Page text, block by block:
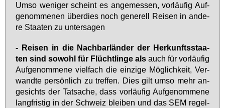
Um­so we­ni­ger scheint es an­ge­mes­sen, vor­läu­fig Auf­
ge­nom­me­nen über­dies noch ge­ne­rell Rei­sen in an­de­
re Staa­ten zu un­ter­sa­gen
- Rei­sen in die Nach­bar­län­der der Her­kunfts­staa­
ten sind so­wohl für Flücht­lin­ge alsauch für vor­läu­fig
Auf­ge­nom­me­ne viel­fach die ein­zi­ge Mög­lich­keit, Ver­
wand­te per­sön­lich zu tref­fen. Dies gilt um­so mehr an­
ge­sichts der Tat­sa­che, dass vor­läu­fig Auf­ge­nom­me­ne
lang­fris­tig in der Schweiz blei­ben und das SEM re­gel­